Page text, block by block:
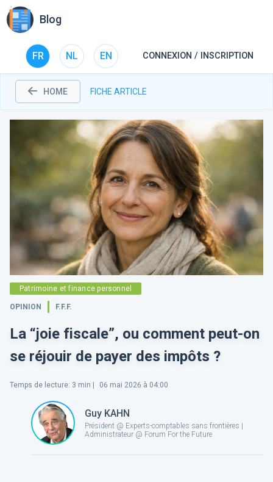
Blog
FR NL EN CONNEXION / INSCRIPTION
HOME FICHE ARTICLE
Patrimoine et finance personnel
OPINION F.F.F.
La “joie fiscale”, ou comment peut-on
se réjouir de payer des impôts ?
Temps de lecture: 3 min | 06 mai 2026 à 04:00
Guy KAHN
Président @ Experts-comptables sans frontières |
Administrateur @ Forum For the Future